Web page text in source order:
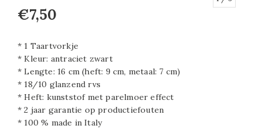
€7,50
* 1 Taartvorkje
* Kleur: antraciet zwart
* Lengte: 16 cm (heft: 9 cm, metaal: 7 cm)
* 18/10 glanzend rvs
* Heft: kunststof met parelmoer effect
* 2 jaar garantie op productiefouten
* 100 % made in Italy